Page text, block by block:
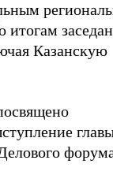
итогам
Казанскую